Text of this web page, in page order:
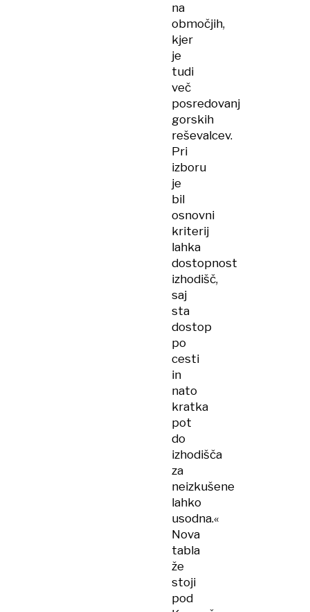
na
območjih,
kjer
je
tudi
več
posredovanj
gorskih
reševalcev.
Pri
izboru
je
bil
osnovni
kriterij
lahka
dostopnost
izhodišč,
saj
sta
dostop
po
cesti
in
nato
kratka
pot
do
izhodišča
za
neizkušene
lahko
usodna.«
Nova
tabla
že
stoji
pod